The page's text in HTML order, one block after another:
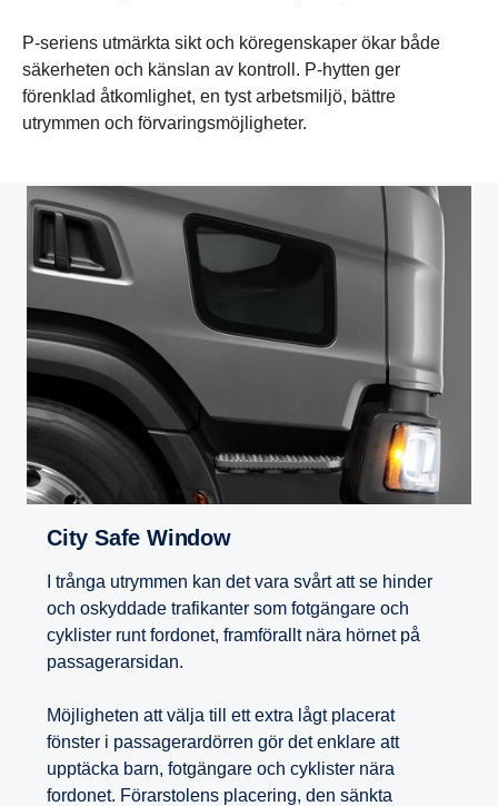
P-seriens utmärkta sikt och köregenskaper ökar både
säkerheten och känslan av kontroll. P-hytten ger
förenklad åtkomlighet, en tyst arbetsmiljö, bättre
utrymmen och förvaringsmöjligheter.
City Safe Window
I trånga utrymmen kan det vara svårt att se hinder
och oskyddade trafikanter som fotgängare och
cyklister runt fordonet, framförallt nära hörnet på
passagerarsidan.
Möjligheten att välja till ett extra lågt placerat
fönster i passagerardörren gör det enklare att
upptäcka barn, fotgängare och cyklister nära
fordonet. Förarstolens placering, den sänkta